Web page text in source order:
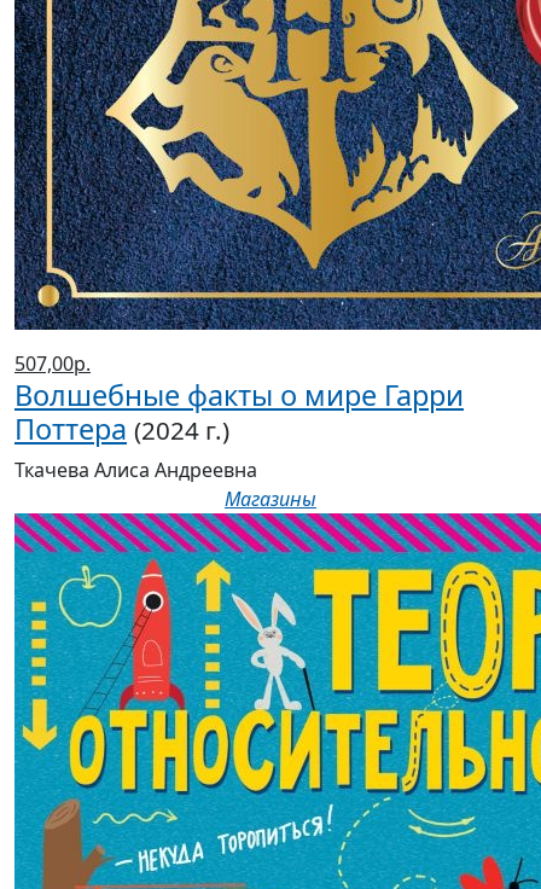
507,00р.
Волшебные факты о мире Гарри
Поттера (2024 г.)
Ткачева Алиса Андреевна
Магазины